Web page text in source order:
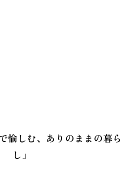
愉しむ、ありのままの暮ら
し」